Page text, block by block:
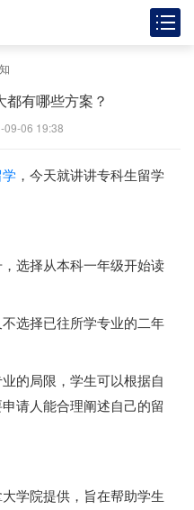
有哪些方案？
09-06 19:38
，今天就讲讲专科生留学
选择从本科一年级开始读
选择已往所学专业的二年
的局限，学生可以根据自
请人能合理阐述自己的留
学院提供，旨在帮助学生